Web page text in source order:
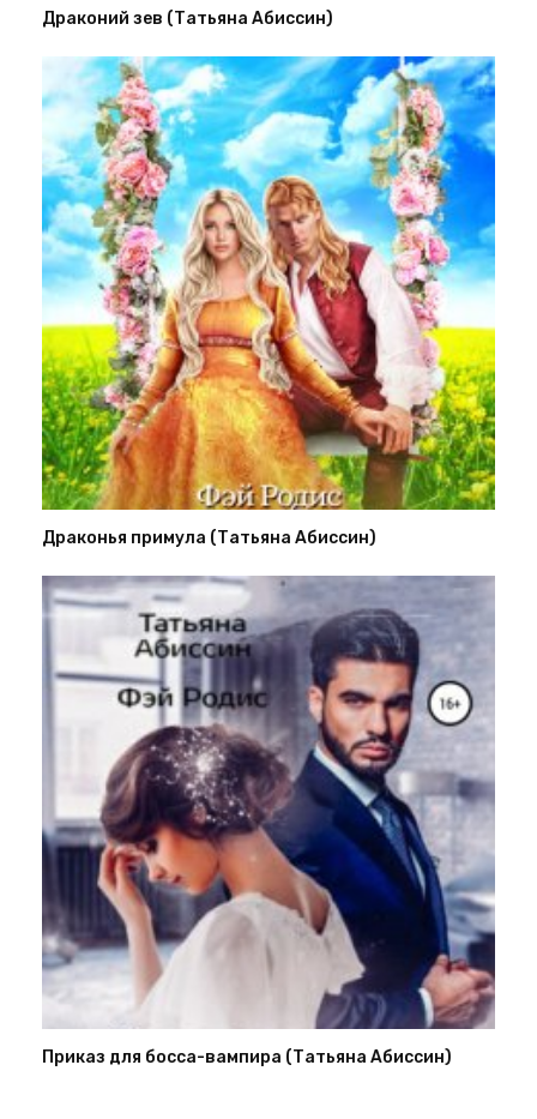
Драконий зев (Татьяна Абиссин)
Драконья примула (Татьяна Абиссин)
Приказ для босса-вампира (Татьяна Абиссин)